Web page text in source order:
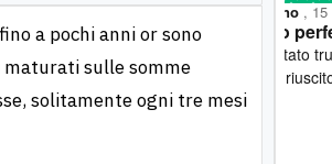
a pochi anni or sono
maturati sulle somme
solitamente ogni tre mesi
Mi sono rivolto all'associazione e
soddisfazione
Mi sono